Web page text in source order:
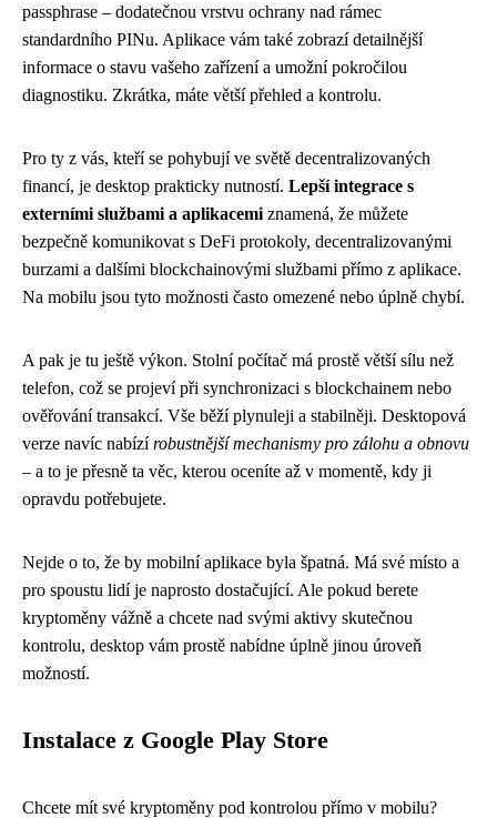
passphrase – dodatečnou vrstvu ochrany nad rámec
standardního PINu. Aplikace vám také zobrazí detailnější
informace o stavu vašeho zařízení a umožní pokročilou
diagnostiku. Zkrátka, máte větší přehled a kontrolu.
Pro ty z vás, kteří se pohybují ve světě decentralizovaných
financí, je desktop prakticky nutností. Lepší integrace s
externími službami a aplikacemi znamená, že můžete
bezpečně komunikovat s DeFi protokoly, decentralizovanými
burzami a dalšími blockchainovými službami přímo z aplikace.
Na mobilu jsou tyto možnosti často omezené nebo úplně chybí.
A pak je tu ještě výkon. Stolní počítač má prostě větší sílu než
telefon, což se projeví při synchronizaci s blockchainem nebo
ověřování transakcí. Vše běží plynuleji a stabilněji. Desktopová
verze navíc nabízírobustnější mechanismy pro zálohu a obnovu
– a to je přesně ta věc, kterou oceníte až v momentě, kdy ji
opravdu potřebujete.
Nejde o to, že by mobilní aplikace byla špatná. Má své místo a
pro spoustu lidí je naprosto dostačující. Ale pokud berete
kryptoměny vážně a chcete nad svými aktivy skutečnou
kontrolu, desktop vám prostě nabídne úplně jinou úroveň
možností.
Instalace z Google Play Store
Chcete mít své kryptoměny pod kontrolou přímo v mobilu?